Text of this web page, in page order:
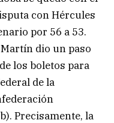
con Hércules
por 56 a 53.
dio un paso
los boletos para
de la
Precisamente, la